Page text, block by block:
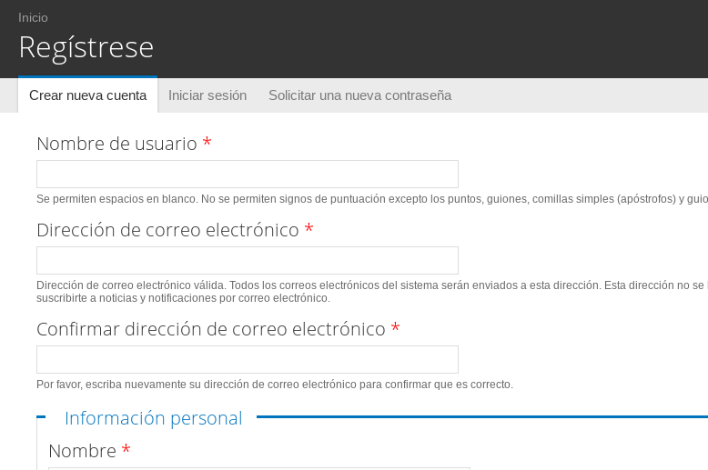
Usted está aquí
Inicio
Regístrese
Solapas principales
Crear nueva cuenta (solapa activa)
Iniciar sesión Solicitar una nueva contraseña
Nombre de usuario *
Se permiten espacios en blanco. No se permiten signos de puntuación excepto los puntos, guiones, comillas simples (apóstrofos) y
Dirección de correo electrónico *
Dirección de correo electrónico válida. Todos los correos electrónicos del sistema serán enviados a esta dirección. Esta dirección no
suscribirte a noticias y notificaciones por correo electrónico.
Confirmar dirección de correo electrónico *
Por favor, escriba nuevamente su dirección de correo electrónico para confirmar que es correcto.
Ocultar
Información personal
Nombre *